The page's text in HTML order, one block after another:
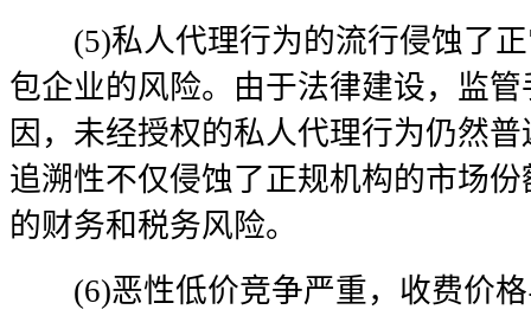
(5)私人代理行为的流行侵蚀了正
包企业的风险。由于法律建设，监
因，未经授权的私人代理行为仍然
追溯性不仅侵蚀了正规机构的市场
的财务和税务风险。
(6)恶性低价竞争严重，收费价格